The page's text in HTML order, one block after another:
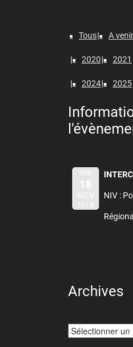
Tous A venir
2020 2021
2024 2025
DIM
18
NOV
2018
NIV :
Archives
Archives